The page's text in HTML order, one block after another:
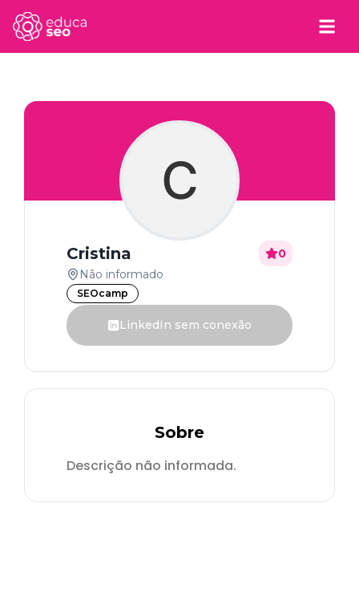
C
Cristina
0
Não informado
SEOcamp
LinkedIn sem conexão
Sobre
Descrição não informada.